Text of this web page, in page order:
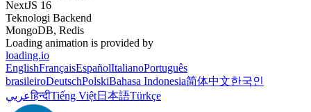
NextJS 16
Teknologi Backend
MongoDB, Redis
Loading animation is provided by
loading.io
EnglishFrançaisEspañolItalianoPortuguês
brasileiroDeutschPolskiBahasa Indonesia简体中文한국인
عربيहिन्दीTiếng Việt日本語Türkçe